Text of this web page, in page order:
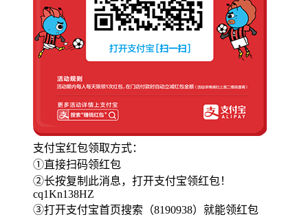
支付宝红包领取方式：
①直接扫码领红包
②长按复制此消息，打开支付宝领红包！
cq1Kn138HZ
③打开支付宝首页搜索（8190938）就能领红包